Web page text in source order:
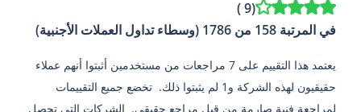
(
9
)
في المرتبة 158 من 1786 (وسطاء تداول العملات الأجنبية)
يعتمد هذا التقييم على 7 مراجعات من مستخدمين أثبتوا أنهم عملاء
حقيقيون لهذه الشركة و1 لم يثبتوا ذلك. تخضع جميع التقييمات
لمراجعة فنية صارمة من قبل مراجع حقيقي. الشركات التي تحصل